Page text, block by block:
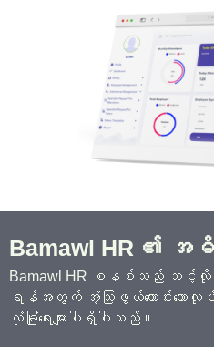
Bamawl HR ၏ အဓိ
Bamawl HR စနစ်သည် သင့်လိုအပ်
ရန်အတွက် အံ့သြဖွယ်ကောင်းသောလုပ်ဆေ
လုံခြုံရေးများပါရှိပါသည်။